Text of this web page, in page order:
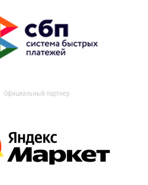
Официальный партнер